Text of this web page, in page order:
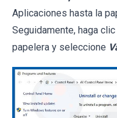
Aplicaciones hasta la
Seguidamente, haga
papelera y seleccione